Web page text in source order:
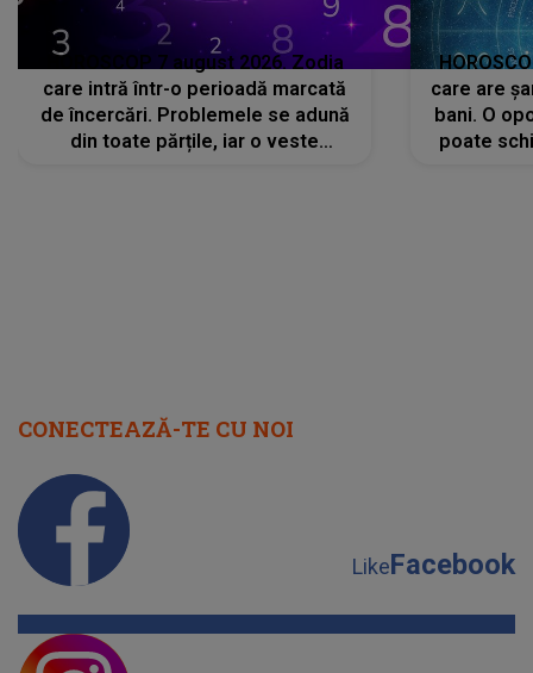
HOROSCOP 7 august 2026. Zodia
care intră într-o perioadă marcată
de încercări. Problemele se adună
din toate părțile, iar o veste
care are
bani. O
poate
CONECTEAZĂ-TE CU NOI
LikeFacebook